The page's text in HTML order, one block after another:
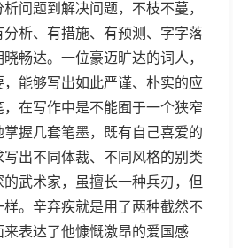
问题到解决问题，不枝不蔓，
析、有措施、有预测、字字落
畅达。一位豪迈旷达的词人，
能够写出如此严谨、朴实的应
在写作中是不能囿于一个狭窄
握几套笔墨，既有自己喜爱的
出不同体裁、不同风格的别类
武术家，虽擅长一种兵刃，但
。辛弃疾就是用了两种截然不
来表达了他慷慨激昂的爱国感